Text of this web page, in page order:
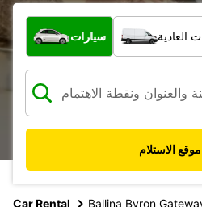
ما نوع المركبة؟
سيارات العادية
الاستلام
Car Rental Ballina Byron